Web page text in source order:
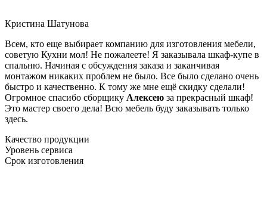
Кристина Шатунова
Всем, кто еще выбирает компанию для изготовления мебели,
советую Кухни мол! Не пожалеете! Я заказывала шкаф-купе в
спальню. Начиная с обсуждения заказа и заканчивая
монтажом никаких проблем не было. Все было сделано очень
быстро и качественно. К тому же мне ещё скидку сделали!
Огромное спасибо сборщику Алексею за прекрасный шкаф!
Это мастер своего дела! Всю мебель буду заказывать только
здесь.
Качество продукции
Уровень сервиса
Срок изготовления